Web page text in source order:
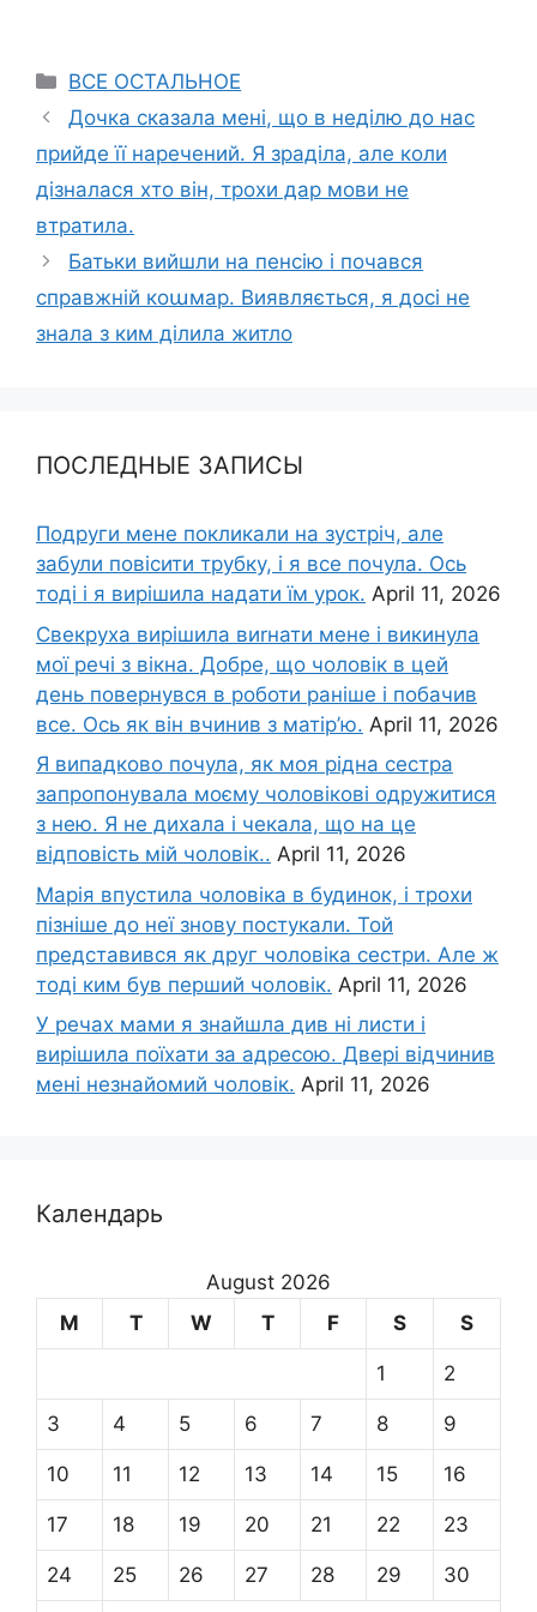
Categories
ВСЕ ОСТАЛЬНОЕ
Дочка сказала мені, що в неділю до нас
прийде її наречений. Я зраділа, але коли
дізналася хто він, трохи дар мови не
втратила.
Батьки вийшли на пенсію і почався
справжній коաмар. Виявляється, я досі не
знала з ким ділила житло
ПОСЛЕДНЫЕ ЗАПИСЫ
Подруги мене покликали на зустріч, але
забули повісити трубку, і я все почула. Ось
тоді і я вирішила надати їм урок. April 11, 2026
Свекруха вирішила виrнати мене і викинула
мої речі з вікна. Добре, що чоловік в цей
день повернувся в роботи раніше і побачив
все. Ось як він вчинив з матір’ю. April 11, 2026
Я випадково почула, як моя рідна сестра
запропонувала моєму чоловікові одружитися
з нею. Я не дихала і чекала, що на це
відповість мій чоловік.. April 11, 2026
Марія впустила чоловіка в будинок, і трохи
пізніше до неї знову постукали. Той
представився як друг чоловіка сестри. Але ж
тоді ким був перший чоловік. April 11, 2026
У речах мами я знайшла див ні листи і
вирішила поїхати за адресою. Двері відчинив
мені незнайомий чоловік. April 11, 2026
Календарь
August 2026
M
T W T F S S
1 2
3 4 5 6 7 8 9
10 11 12 13 14 15 16
17 18 19 20 21 22 23
24 25 26 27 28 29 30